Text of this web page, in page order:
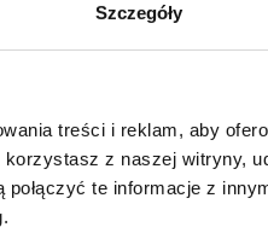
Szczegóły
treści i reklam, aby
z naszej witryny,
te informacje z